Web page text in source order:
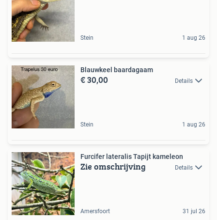
Stein 1 aug 26
Blauwkeel baardagaam
€ 30,00 Details
Stein 1 aug 26
Furcifer lateralis Tapijt kameleon
Zie omschrijving Details
Amersfoort 31 jul 26